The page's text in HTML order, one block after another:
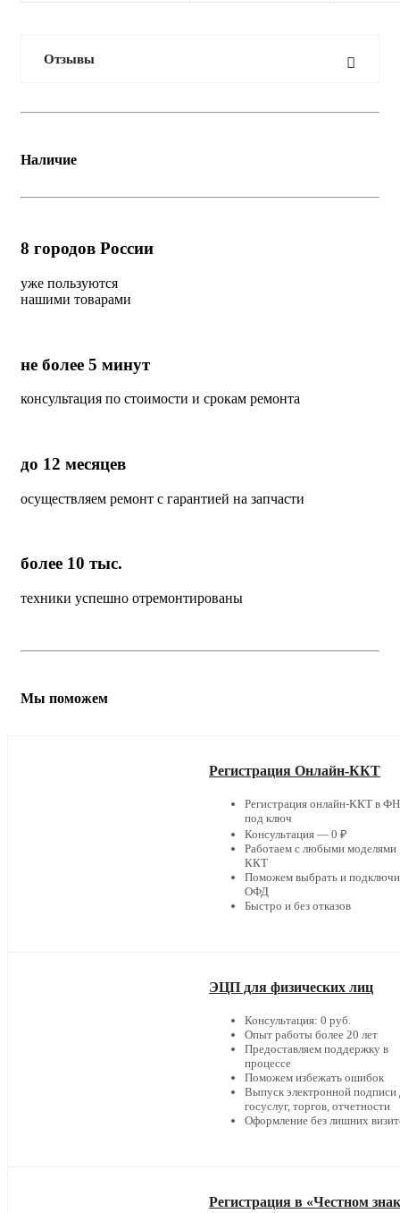
Отзывы
Наличие
8 городов России
уже пользуются
нашими товарами
не более 5 минут
консультация по стоимости и срокам ремонта
до 12 месяцев
осуществляем ремонт с гарантией на запчасти
более 10 тыс.
техники успешно отремонтированы
Мы поможем
Регистрация Онлайн-ККТ
Регистрация онлайн-ККТ в
под ключ
Консультация — 0 ₽
Работаем с любыми моделями
ККТ
Поможем выбрать и
ОФД
Быстро и без отказов
ЭЦП для физических лиц
Консультация: 0 руб.
Опыт работы более 20 лет
Предоставляем поддержку в
процессе
Поможем избежать ошибок
Выпуск электронной подписи
госуслуг, торгов, отчетности
Оформление без лишних
Регистрация в «Честном